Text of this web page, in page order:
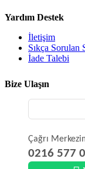
Yardım Destek
İletişim
Sıkça Sorulan
İade Talebi
Bize Ulaşın
Çağrı
0216 577